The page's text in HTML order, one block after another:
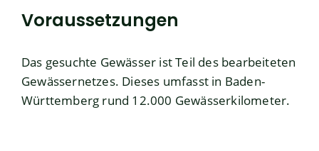
Voraussetzungen
Das gesuchte Gewässer ist Teil des bearbeiteten
Gewässernetzes. Dieses umfasst in Baden-
Württemberg rund 12.000 Gewässerkilometer.